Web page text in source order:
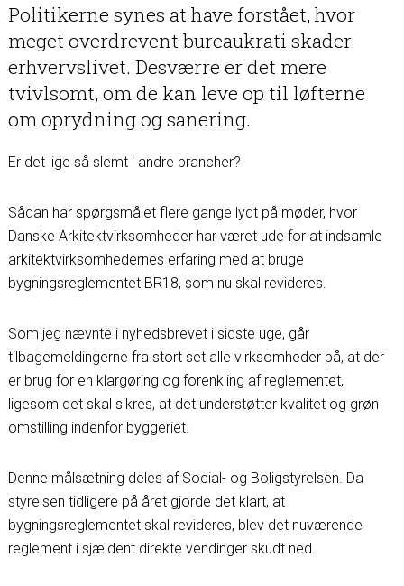
Politikerne synes at have forstået, hvor
meget overdrevent bureaukrati skader
erhvervslivet. Desværre er det mere
tvivlsomt, om de kan leve op til løfterne
om oprydning og sanering.
Er det lige så slemt i andre brancher?
Sådan har spørgsmålet flere gange lydt på møder, hvor
Danske Arkitektvirksomheder har været ude for at indsamle
arkitektvirksomhedernes erfaring med at bruge
bygningsreglementet BR18, som nu skal revideres.
Som jeg nævnte i nyhedsbrevet i sidste uge, går
tilbagemeldingerne fra stort set alle virksomheder på, at der
er brug for en klargøring og forenkling af reglementet,
ligesom det skal sikres, at det understøtter kvalitet og grøn
omstilling indenfor byggeriet.
Denne målsætning deles af Social- og Boligstyrelsen. Da
styrelsen tidligere på året gjorde det klart, at
bygningsreglementet skal revideres, blev det nuværende
reglement i sjældent direkte vendinger skudt ned.